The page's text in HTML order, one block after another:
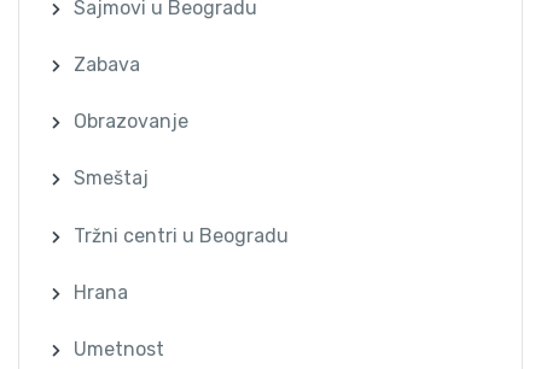
Sajmovi u Beogradu
Zabava
Obrazovanje
Smeštaj
Tržni centri u Beogradu
Hrana
Umetnost